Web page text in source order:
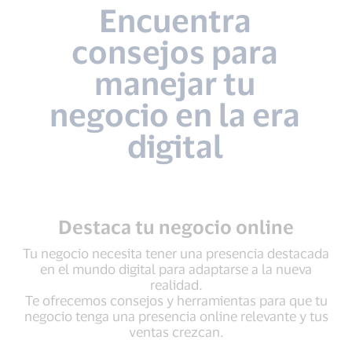
Encuentra
consejos para
manejar tu
negocio en la era
digital
Destaca tu negocio online
Tu negocio necesita tener una presencia destacada
en el mundo digital para adaptarse a la nueva
realidad.
Te ofrecemos consejos y herramientas para que tu
negocio tenga una presencia online relevante y tus
ventas crezcan.